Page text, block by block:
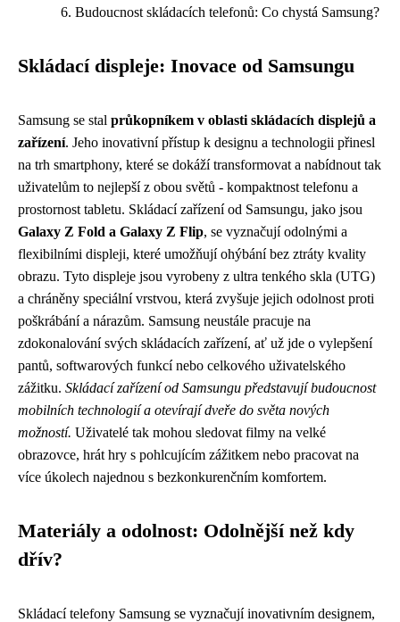
Budoucnost skládacích telefonů: Co chystá Samsung?
Skládací displeje: Inovace od Samsungu
Samsung se stal průkopníkem v oblasti skládacích displejů a
zařízení. Jeho inovativní přístup k designu a technologii přinesl
na trh smartphony, které se dokáží transformovat a nabídnout tak
uživatelům to nejlepší z obou světů - kompaktnost telefonu a
prostornost tabletu. Skládací zařízení od Samsungu, jako jsou
Galaxy Z Fold a Galaxy Z Flip, se vyznačují odolnými a
flexibilními displeji, které umožňují ohýbání bez ztráty kvality
obrazu. Tyto displeje jsou vyrobeny z ultra tenkého skla (UTG)
a chráněny speciální vrstvou, která zvyšuje jejich odolnost proti
poškrábání a nárazům. Samsung neustále pracuje na
zdokonalování svých skládacích zařízení, ať už jde o vylepšení
pantů, softwarových funkcí nebo celkového uživatelského
zážitku. Skládací zařízení od Samsungu představují budoucnost
mobilních technologií a otevírají dveře do světa nových
možností. Uživatelé tak mohou sledovat filmy na velké
obrazovce, hrát hry s pohlcujícím zážitkem nebo pracovat na
více úkolech najednou s bezkonkurenčním komfortem.
Materiály a odolnost: Odolnější než kdy
dřív?
Skládací telefony Samsung se vyznačují inovativním designem,